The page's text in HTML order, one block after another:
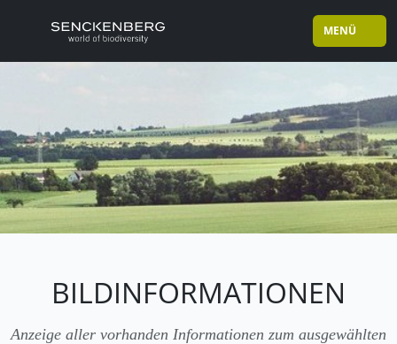
MENÜ
BILDINFORMATIONEN
Anzeige aller vorhanden Informationen zum ausgewählten